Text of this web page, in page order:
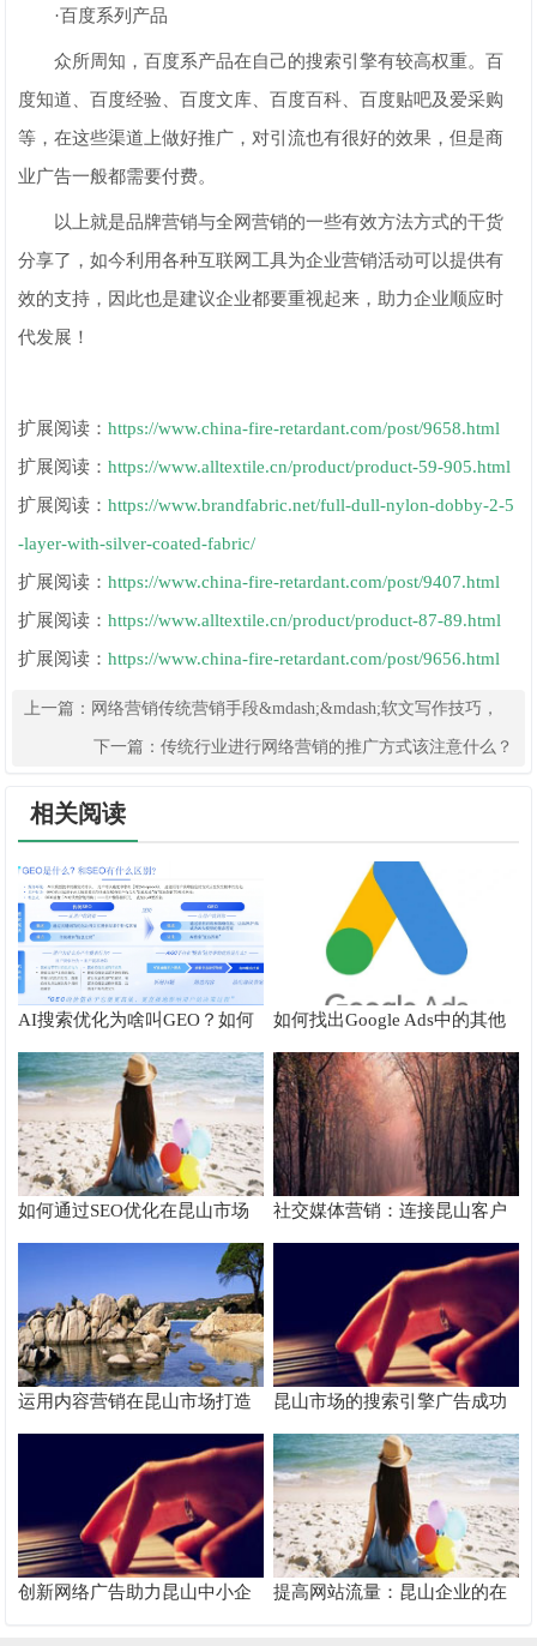
·百度系列产品
众所周知，百度系产品在自己的搜索引擎有较高权重。百
度知道、百度经验、百度文库、百度百科、百度贴吧及爱采购
等，在这些渠道上做好推广，对引流也有很好的效果，但是商
业广告一般都需要付费。
以上就是品牌营销与全网营销的一些有效方法方式的干货
分享了，如今利用各种互联网工具为企业营销活动可以提供有
效的支持，因此也是建议企业都要重视起来，助力企业顺应时
代发展！
扩展阅读：https://www.china-fire-retardant.com/post/9658.html
扩展阅读：https://www.alltextile.cn/product/product-59-905.html
扩展阅读：https://www.brandfabric.net/full-dull-nylon-dobby-2-5
-layer-with-silver-coated-fabric/
扩展阅读：https://www.china-fire-retardant.com/post/9407.html
扩展阅读：https://www.alltextile.cn/product/product-87-89.html
扩展阅读：https://www.china-fire-retardant.com/post/9656.html
上一篇： 网络营销传统营销手段&mdash;&mdash;软文写作技巧，
你知道吗？下一篇： 传统行业进行网络营销的推广方式该注意什么？
相关阅读
AI搜索优化为啥叫GEO？如何
在AI搜索中获得排名？
如何找出Google Ads中的其他
搜索字词
如何通过SEO优化在昆山市场
脱颖而出
社交媒体营销：连接昆山客户
的桥梁
运用内容营销在昆山市场打造
品牌影响力
昆山市场的搜索引擎广告成功
案例分析
创新网络广告助力昆山中小企
提高网站流量：昆山企业的在